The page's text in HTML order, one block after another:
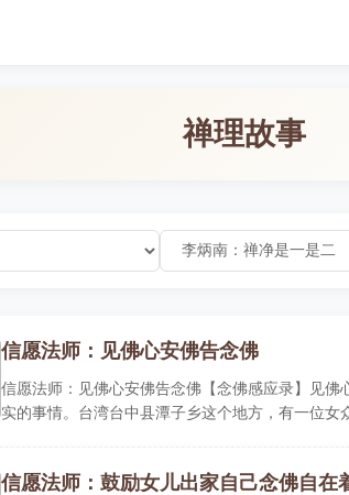
禅理故事
信愿法师：见佛心安佛告念佛
信愿法师：见佛心安佛告念佛【念佛感应录】见
实的事情。台湾台中县潭子乡这个地方，有一位女
信愿法师：鼓励女儿出家自己念佛自在